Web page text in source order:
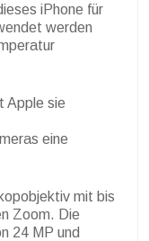
iPhone für
werden
Apple sie
eine
mit bis
Zoom. Die
24 MP und